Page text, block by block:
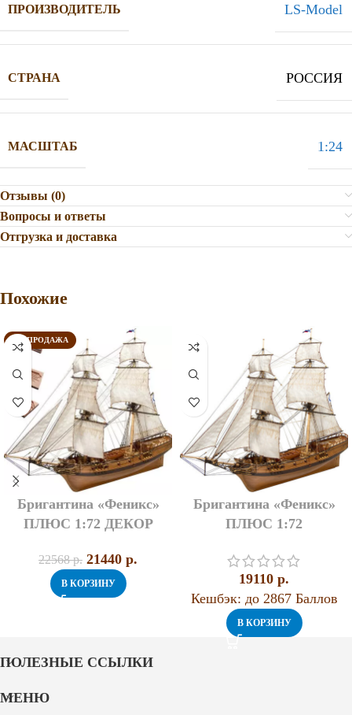
ПРОИЗВОДИТЕЛЬ LS-Model
СТРАНА РОССИЯ
МАСШТАБ 1:24
Отзывы (0)
Вопросы и ответы
Отгрузка и доставка
Похожие
РАСПРОДАЖА
Бригантина «Феникс»
ПЛЮС 1:72 ДЕКОР
22568p. 21440 p.
В КОРЗИНУ
Бригантина «Феникс»
ПЛЮС 1:72
19110 p.
Кешбэк: до 2867 Баллов
В КОРЗИНУ
ПОЛЕЗНЫЕ ССЫЛКИ
МЕНЮ